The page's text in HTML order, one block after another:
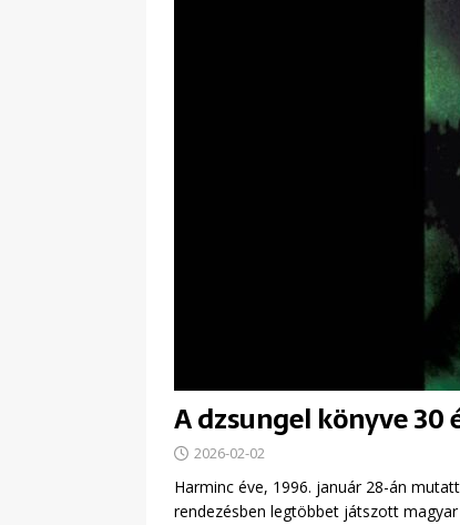
A dzsungel könyve 30
2026-02-02
Harminc éve, 1996. január 28-án
rendezésben legtöbbet játszott